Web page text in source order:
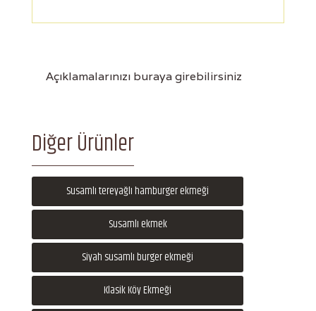
Açıklamalarınızı buraya girebilirsiniz
Diğer Ürünler
Susamlı tereyağlı hamburger ekmeği
Susamlı ekmek
Siyah susamlı burger ekmeği
Klasik Köy Ekmeği